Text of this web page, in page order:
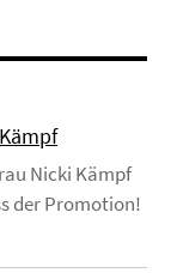
Nicki Kämpf
der Promotion!